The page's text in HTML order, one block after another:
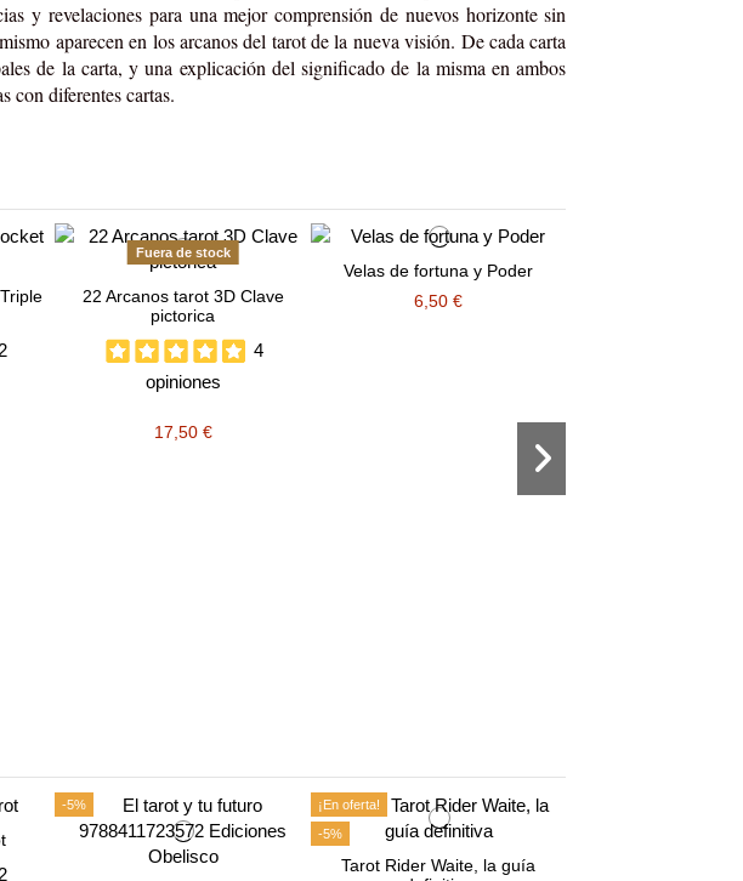
y revelaciones para una mejor comprensión de nuevos horizonte sin
aparecen en los arcanos del tarot de la nueva visión. De cada carta
de la carta, y una explicación del significado de la misma en ambos
con diferentes cartas.
2
Fuera de stock
22 Arcanos tarot 3D Clave
pictorica
4
opiniones
17,50 €
Velas de fortuna y Poder
6,50 €
2
-5% ¡En oferta!
-5%
Tarot Rider Waite, la guía